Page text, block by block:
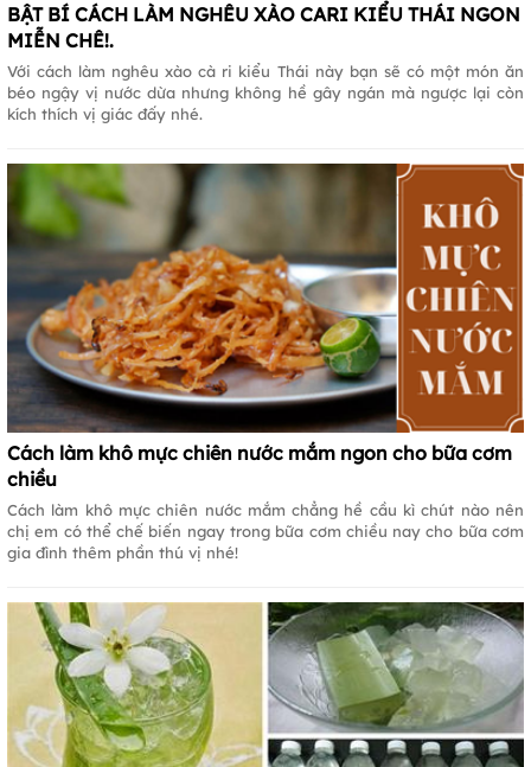
BẬT BÍ CÁCH LÀM NGHÊU XÀO CARI KIỂU THÁI NGON
MIỄN CHÊ!.
Với cách làm nghêu xào cà ri kiểu Thái này bạn sẽ có một món ăn
béo ngậy vị nước dừa nhưng không hề gây ngán mà ngược lại còn
kích thích vị giác đấy nhé.
Cách làm khô mực chiên nước mắm ngon cho bữa cơm
chiều
Cách làm khô mực chiên nước mắm chẳng hề cầu kì chút nào nên
chị em có thể chế biến ngay trong bữa cơm chiều nay cho bữa cơm
gia đình thêm phần thú vị nhé!